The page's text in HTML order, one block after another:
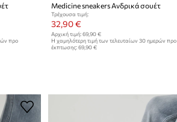
προ
Medicine sneakers Ανδρικά σουέτ
Τρέχουσα τιμή:
32,90 €
Αρχική τιμή: 69,90 €
Η χαμηλότερη τιμή των τελευταίων 30 ημερών προ
έκπτωσης: 69,90 €